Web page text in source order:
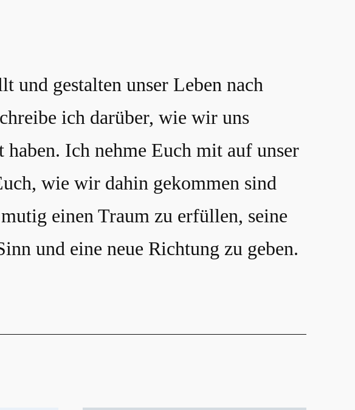
und gestalten unser Leben nach
ich darüber, wie wir uns
Ich nehme Euch mit auf unser
wie wir dahin gekommen sind
einen Traum zu erfüllen, seine
und eine neue Richtung zu geben.